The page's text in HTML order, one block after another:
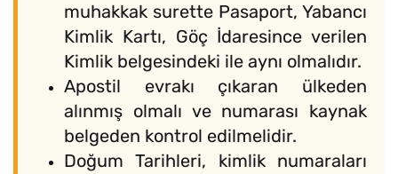
muhakkak surette Pasaport, Yabancı
Kimlik Kartı, Göç İdaresince verilen
Kimlik belgesindeki ile aynı olmalıdır.
Apostil evrakı çıkaran ülkeden
alınmış olmalı ve numarası kaynak
belgeden kontrol edilmelidir.
Doğum Tarihleri, kimlik numaraları